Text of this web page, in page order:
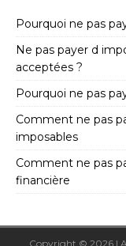
Pourquoi ne pas
Ne pas payer d
acceptées ?
Pourquoi ne pas
Comment ne pas
imposables
Comment ne pas
financière
Copyright © 2026 |